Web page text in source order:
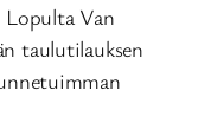
Lopulta Van
taulutilauksen